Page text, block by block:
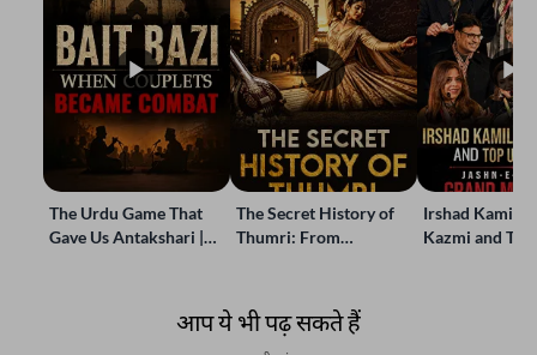
The Urdu Game That
Gave Us Antakshari |
The Secret History of
Thumri: From
Irshad Kamil,
Kazmi and
आप ये भी पढ़ सकते हैं